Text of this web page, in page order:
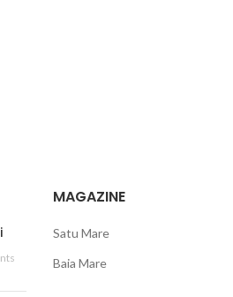
MAGAZINE
Satu Mare
Baia Mare